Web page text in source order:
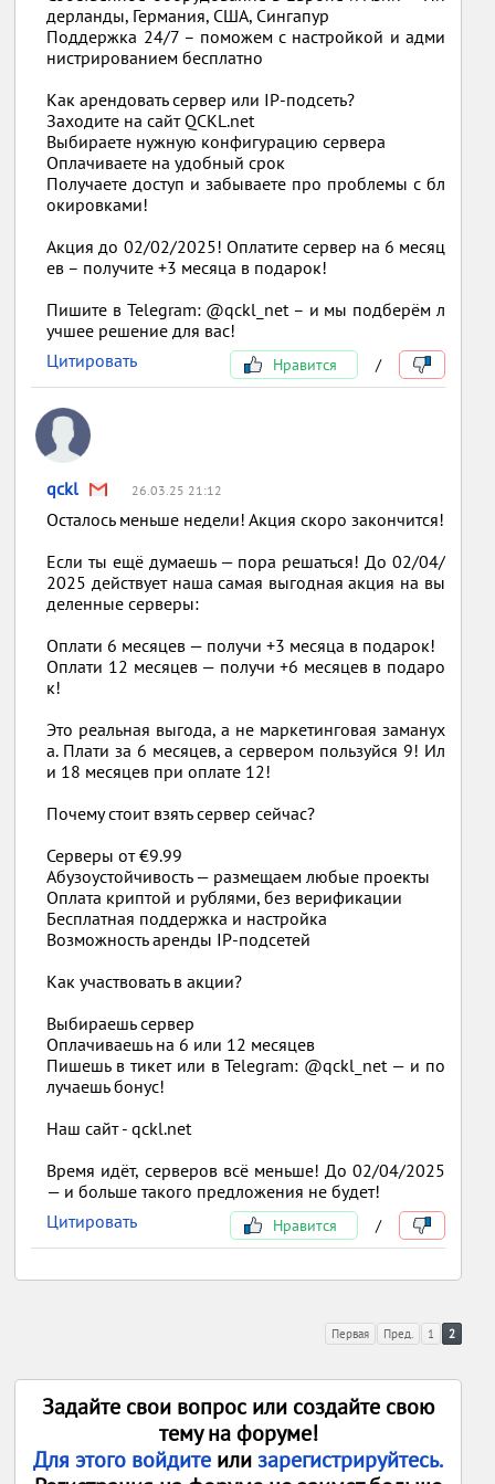
дерланды, Германия, США, Сингапур
Поддержка 24/7 – поможем с настройкой и адми
нистрированием бесплатно
Как арендовать сервер или IP-подсеть?
Заходите на сайт QCKL.net
Выбираете нужную конфигурацию сервера
Оплачиваете на удобный срок
Получаете доступ и забываете про проблемы с бл
окировками!
Акция до 02/02/2025! Оплатите сервер на 6 месяц
ев – получите +3 месяца в подарок!
Пишите в Telegram: @qckl_net – и мы подберём л
учшее решение для вас!
Цитировать
Нравится /
qckl 26.03.25 21:12
Осталось меньше недели! Акция скоро закончится!
Если ты ещё думаешь — пора решаться! До 02/04/
2025 действует наша самая выгодная акция на вы
деленные серверы:
Оплати 6 месяцев — получи +3 месяца в подарок!
Оплати 12 месяцев — получи +6 месяцев в подаро
к!
Это реальная выгода, а не маркетинговая заманух
а. Плати за 6 месяцев, а сервером пользуйся 9! Ил
и 18 месяцев при оплате 12!
Почему стоит взять сервер сейчас?
Серверы от €9.99
Абузоустойчивость — размещаем любые проекты
Оплата криптой и рублями, без верификации
Бесплатная поддержка и настройка
Возможность аренды IP-подсетей
Как участвовать в акции?
Выбираешь сервер
Оплачиваешь на 6 или 12 месяцев
Пишешь в тикет или в Telegram: @qckl_net — и по
лучаешь бонус!
Наш сайт - qckl.net
Время идёт, серверов всё меньше! До 02/04/2025
— и больше такого предложения не будет!
Цитировать
Нравится /
Первая Пред. 1 2
Задайте свои вопрос или создайте свою
тему на форуме!
Для этого войдите илизарегистрируйтесь.